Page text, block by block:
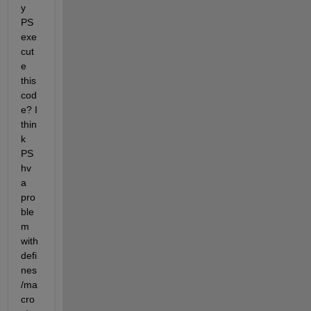
y
PS
exe
cut
e
this
cod
e? I
thin
k
PS
hv
a
pro
ble
m
with
defi
nes
/ma
cro